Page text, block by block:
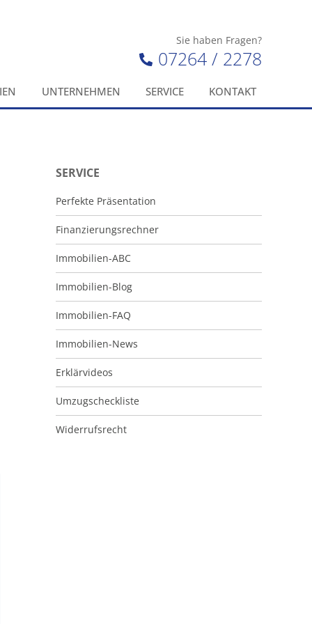
Sie haben Fragen?
07264 / 2278
UNTERNEHMEN SERVICE KONTAKT
SERVICE
Perfekte Präsentation
Finanzierungsrechner
Immobilien-ABC
Immobilien-Blog
Immobilien-FAQ
Immobilien-News
Erklärvideos
Umzugscheckliste
Widerrufsrecht